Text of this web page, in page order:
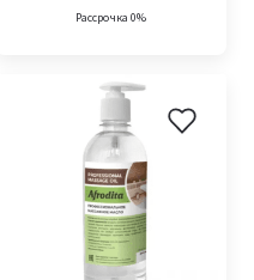
Рассрочка 0%